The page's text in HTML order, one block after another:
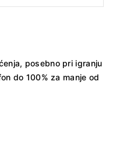
posebno pri igranju
do 100% za manje od